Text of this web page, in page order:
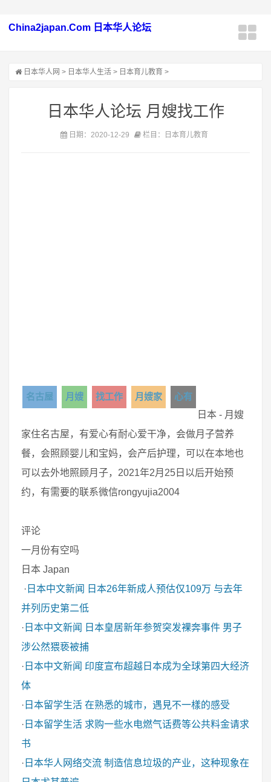
China2japan.Com 日本华人论坛
日本华人网 > 日本华人生活 > 日本育儿教育 >
日本华人论坛 月嫂找工作
日期：2020-12-29 栏目：日本育儿教育
名古屋 月嫂 找工作 月嫂家
心有
日本 - 月嫂
家住名古屋，有爱心有耐心爱干净，会做月子营养
餐，会照顾婴儿和宝妈，会产后护理，可以在本地也
可以去外地照顾月子，2021年2月25日以后开始预
约，有需要的联系微信rongyujia2004
评论
一月份有空吗
日本 Japan
· 日本中文新闻
日本26年新成人预估仅109万 与去年
并列历史第二低
· 日本中文新闻
日本皇居新年参贺突发裸奔事件 男子
涉公然猥亵被捕
· 日本中文新闻 印度宣布超越日本成为全球第四大经济
体
· 日本留学生活 在熟悉的城市，遇見不一樣的感受
· 日本留学生活 求购一些水电燃气话费等公共料金请求
书
· 日本华人网络交流 制造信息垃圾的产业，这种现象在